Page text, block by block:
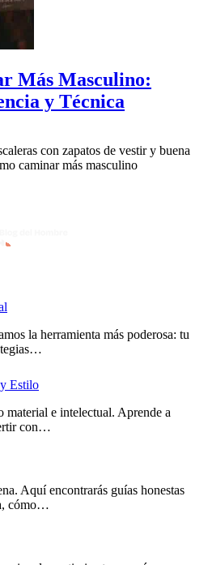
Más Masculino:
y Técnica
la herramienta más poderosa: tu
Estilo
material e intelectual. Aprende a
con…
Aquí encontrarás guías honestas
cómo…